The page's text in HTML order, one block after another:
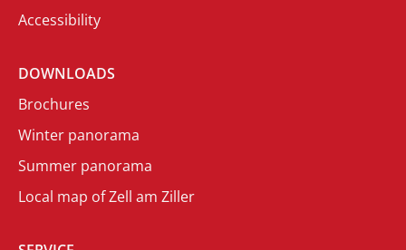
Accessibility
DOWNLOADS
Brochures
Winter panorama
Summer panorama
Local map of Zell am Ziller